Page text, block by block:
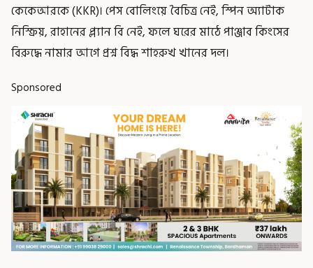
কেকেআরকে (KKR)। পেস বোলিংয়ে বৈচিত্র নেই, স্পিন অ্যাটাক
নিস্ক্রিয়, রাহানের প্ল্যান বি নেই, ফলে ঘরের মাঠে পাঞ্জাব কিংসের
বিরুদ্ধে নামার আগে প্রশ্ন বিদ্ধ শাহরুখ খানের দল।
Sponsored